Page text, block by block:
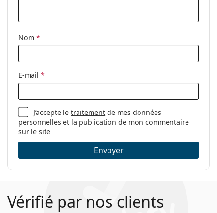
nettoyage:
Oui
Catégorie:
Lunettes de vue
Marque:
Carrera
Code:
8827/V BLX 17 57
Nom *
E-mail *
J’accepte letraitement de mes données
personnelles et la publication de mon commentaire
sur le site
Envoyer
Vérifié par nos clients